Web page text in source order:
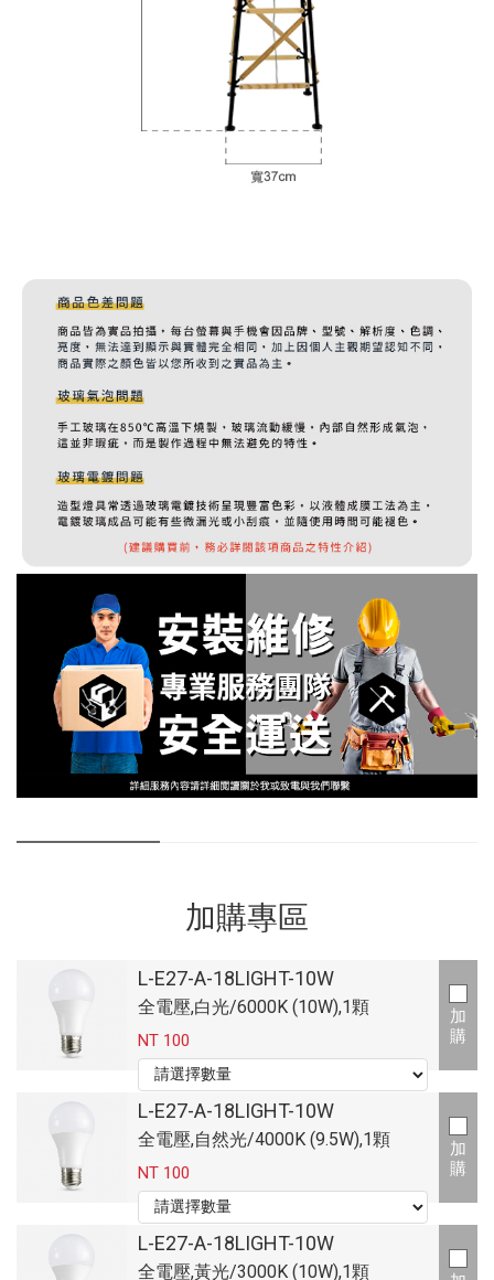
加購專區
L-E27-A-18LIGHT-10W
全電壓,白光/6000K (10W),1顆
NT 100
加
購
L-E27-A-18LIGHT-10W
全電壓,自然光/4000K (9.5W),1顆
NT 100
加
購
L-E27-A-18LIGHT-10W
全電壓,黃光/3000K (10W),1顆